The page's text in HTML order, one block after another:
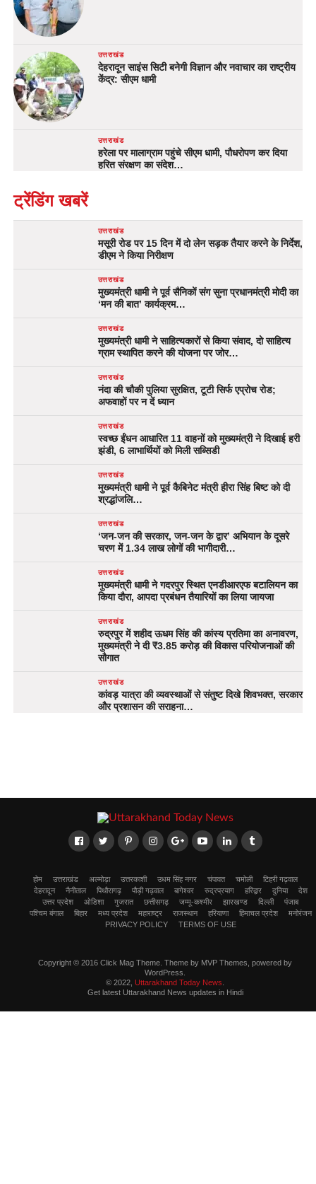
उत्तराखंड
देहरादून साइंस सिटी बनेगी विज्ञान और नवाचार का राष्ट्रीय
केंद्र: सीएम धामी
उत्तराखंड
हरेला पर मालाग्राम पहुंचे सीएम धामी, पौधरोपण कर दिया
हरित संरक्षण का संदेश…
ट्रेंडिंग खबरें
उत्तराखंड
मसूरी रोड पर 15 दिन में दो लेन सड़क तैयार करने के निर्देश,
डीएम ने किया निरीक्षण
उत्तराखंड
मुख्यमंत्री धामी ने पूर्व सैनिकों संग सुना प्रधानमंत्री मोदी का
‘मन की बात’ कार्यक्रम…
उत्तराखंड
मुख्यमंत्री धामी ने साहित्यकारों से किया संवाद, दो साहित्य
ग्राम स्थापित करने की योजना पर जोर…
उत्तराखंड
नंदा की चौकी पुलिया सुरक्षित, टूटी सिर्फ एप्रोच रोड;
अफवाहों पर न दें ध्यान
उत्तराखंड
स्वच्छ ईंधन आधारित 11 वाहनों को मुख्यमंत्री ने दिखाई हरी
झंडी, 6 लाभार्थियों को मिली सब्सिडी
उत्तराखंड
मुख्यमंत्री धामी ने पूर्व कैबिनेट मंत्री हीरा सिंह बिष्ट को दी
श्रद्धांजलि…
उत्तराखंड
‘जन-जन की सरकार, जन-जन के द्वार’ अभियान के दूसरे
चरण में 1.34 लाख लोगों की भागीदारी…
उत्तराखंड
मुख्यमंत्री धामी ने गदरपुर स्थित एनडीआरएफ बटालियन का
किया दौरा, आपदा प्रबंधन तैयारियों का लिया जायजा
उत्तराखंड
रुद्रपुर में शहीद ऊधम सिंह की कांस्य प्रतिमा का अनावरण,
मुख्यमंत्री ने दी ₹3.85 करोड़ की विकास परियोजनाओं की
सौगात
उत्तराखंड
कांवड़ यात्रा की व्यवस्थाओं से संतुष्ट दिखे शिवभक्त, सरकार
और प्रशासन की सराहना…
होम उत्तराखंड अल्मोड़ा उत्तरकाशी उधम सिंह नगर चंपावत चमोली
टिहरी गढ़वाल
देहरादून
नैनीताल पिथौरागढ़ पौड़ी गढ़वाल बागेश्वर रुद्रप्रयाग हरिद्वार दुनिया
देश
उत्तर प्रदेश
ओडिशा गुजरात छत्तीसगढ़ जम्मू-कश्मीर झारखण्ड दिल्ली
पंजाब
पश्चिम बंगाल
बिहार मध्य प्रदेश महाराष्ट्र राजस्थान हरियाणा हिमाचल प्रदेश
मनोरंजन
PRIVACY POLICY
TERMS OF USE
Copyright © 2016 Click Mag Theme. Theme by MVP Themes, powered by
WordPress.
© 2022, Uttarakhand Today News
Get latest Uttarakhand News updates in Hindi